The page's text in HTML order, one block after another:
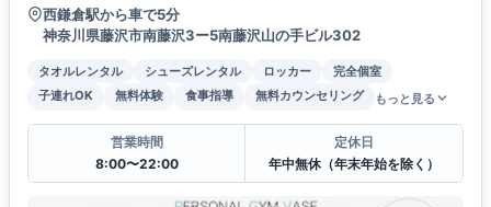
西鎌倉駅から車で5分
神奈川県藤沢市南藤沢3ー5南藤沢山の手ビル302
タオルレンタル シューズレンタル ロッカー
完全個室
子連れOK
無料体験 食事指導 無料カウンセリング もっと見る
営業時間
8:00〜22:00
定休日
年中無休（年末年始を除く）